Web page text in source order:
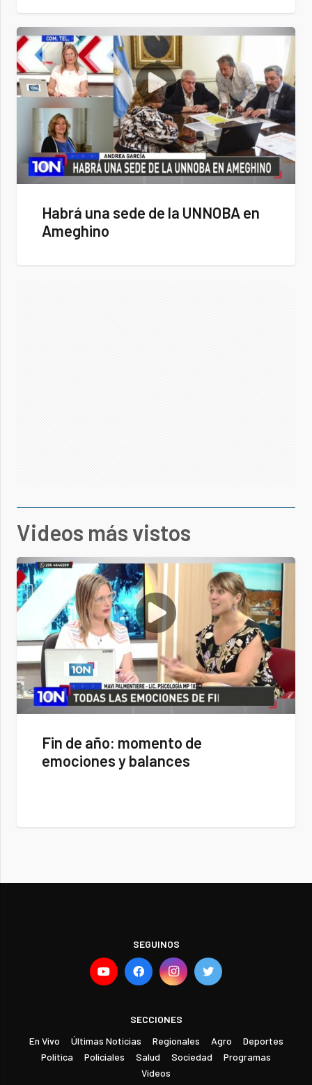
Habrá una sede de la UNNOBA en
Ameghino
Videos más vistos
Fin de año: momento de
emociones y balances
SEGUINOS
SECCIONES
En Vivo
Últimas Noticias Regionales Agro
Deportes
Política
Policiales Salud Sociedad
Programas
Videos